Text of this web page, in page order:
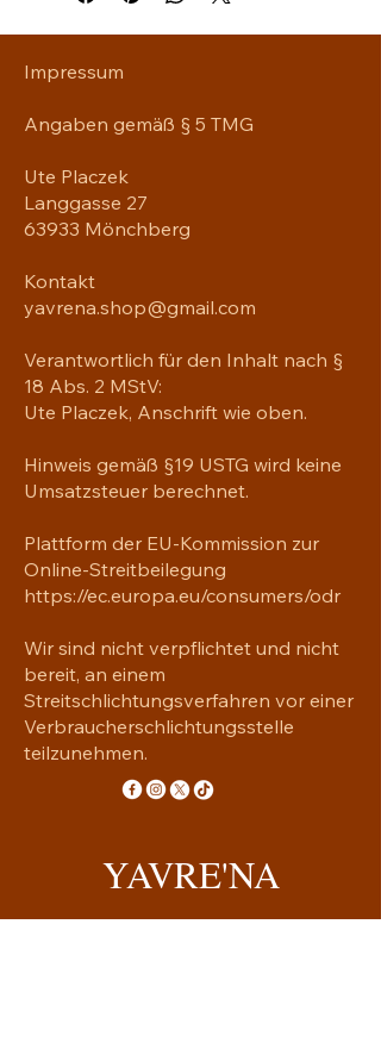
Impressum
Angaben gemäß § 5 TMG
Ute Placzek
Langgasse 27
63933 Mönchberg
Kontakt
yavrena.shop@gmail.com
Verantwortlich für den Inhalt nach §
18 Abs. 2 MStV:
Ute Placzek, Anschrift wie oben.
Hinweis gemäß §19 USTG wird keine
Umsatzsteuer berechnet.
Plattform der EU-Kommission zur
Online-Streitbeilegung
https://ec.europa.eu/consumers/odr
Wir sind nicht verpflichtet und nicht
bereit, an einem
Streitschlichtungsverfahren vor einer
Verbraucherschlichtungsstelle
teilzunehmen.
YAVRE'NA
Handgemachtes mit Seele